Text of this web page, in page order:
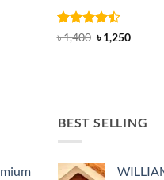
Rated
৳1,400 Original
price
৳1,250Current
BEST SELLING